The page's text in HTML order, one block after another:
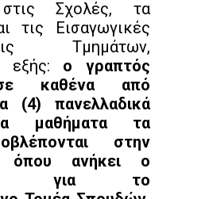
Σχολές, τα
τις Εισαγωγικές
Τμημάτων,
εξής: ο γραπτός
καθένα από
(4) πανελλαδικά
μαθήματα τα
στην
όπου ανήκει ο
για το